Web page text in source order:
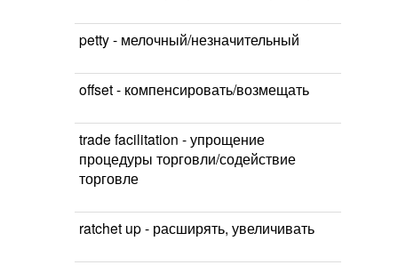
petty - мелочный/незначительный
offset - компенсировать/возмещать
trade facilitation - упрощение
процедуры торговли/содействие
торговле
ratchet up - расширять, увеличивать